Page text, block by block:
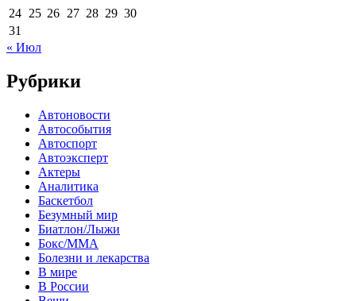
24 25 26 27 28 29 30
31
« Июл
Рубрики
Автоновости
Автособытия
Автоспорт
Автоэксперт
Актеры
Аналитика
Баскетбол
Безумный мир
Биатлон/Лыжи
Бокс/MMA
Болезни и лекарства
В мире
В России